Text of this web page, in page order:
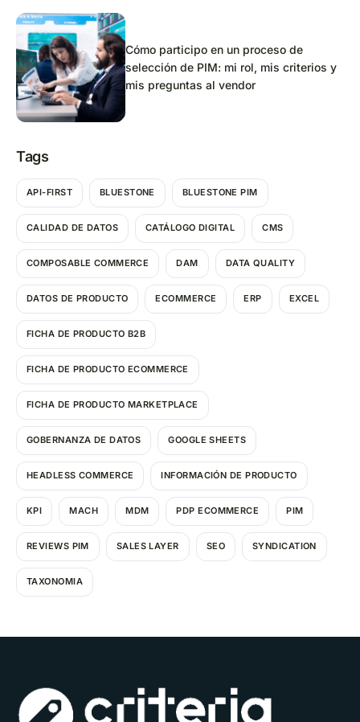
Cómo participo en un proceso de
selección de PIM: mi rol, mis criterios y
mis preguntas al vendor
Tags
API-FIRST BLUESTONE BLUESTONE PIM
CALIDAD DE DATOS CATÁLOGO DIGITAL CMS
COMPOSABLE COMMERCE DAM DATA QUALITY
DATOS DE PRODUCTO ECOMMERCE ERP EXCEL
FICHA DE PRODUCTO B2B
FICHA DE PRODUCTO ECOMMERCE
FICHA DE PRODUCTO MARKETPLACE
GOBERNANZA DE DATOS GOOGLE SHEETS
HEADLESS COMMERCE INFORMACIÓN DE PRODUCTO
KPI MACH MDM PDP ECOMMERCE PIM
REVIEWS PIM SALES LAYER SEO SYNDICATION
TAXONOMIA